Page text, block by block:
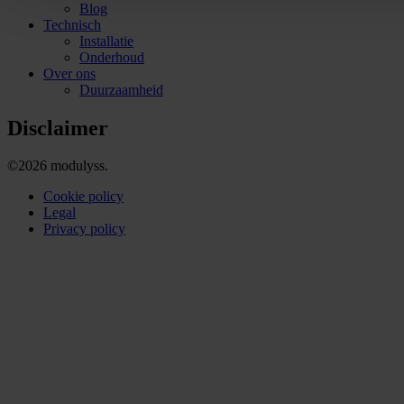
Blog
Technisch
Installatie
Onderhoud
Over ons
Duurzaamheid
Disclaimer
©2026 modulyss.
Cookie policy
Legal
Privacy policy